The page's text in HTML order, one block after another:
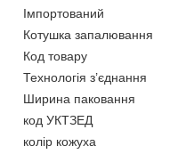
Імпортований
Котушка запалювання
Код товару
Технологія з’єднання
Ширина паковання
код УКТЗЕД
колір кожуха